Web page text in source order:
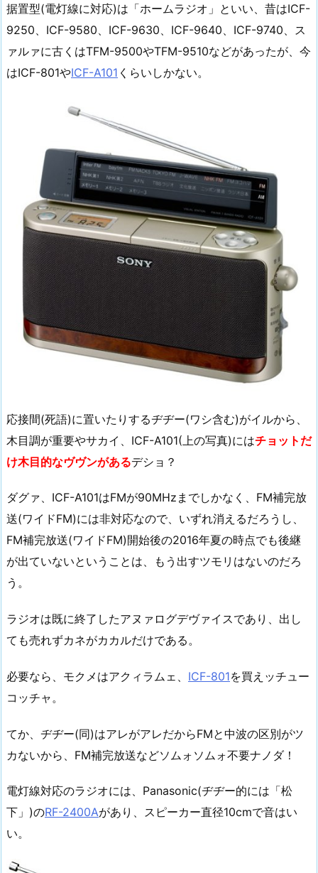
据置型(電灯線に対応)は「ホームラジオ」といい、昔はICF-
9250、ICF-9580、ICF-9630、ICF-9640、ICF-9740、ス
ァルァに古くはTFM-9500やTFM-9510などがあったが、今
はICF-801やICF-A101 くらいしかない。
応接間(死語)に置いたりするヂヂー(ワシ含む)がイルから、
木目調が重要やサカイ、ICF-A101(上の写真)にはチョットだ
け木目的なヴヴンがあるデショ？
ダグァ、ICF-A101はFMが90MHzまでしかなく、FM補完放
送(ワイドFM)には非対応なので、いずれ消えるだろうし、
FM補完放送(ワイドFM)開始後の2016年夏の時点でも後継
が出ていないということは、もう出すツモリはないのだろ
う。
ラジオは既に終了したアヌァログデヴァイスであり、出し
ても売れずカネがカカルだけである。
必要なら、モクメはアクィラムェ、 ICF-801を買えッチュー
コッチャ。
てか、ヂヂー(同)はアレがアレだからFMと中波の区別がツ
カないから、FM補完放送などソムォソムォ不要ナノダ！
電灯線対応のラジオには、Panasonic(ヂヂー的には「松
下」)のRF-2400Aがあり、スピーカー直径10cmで音はい
い。